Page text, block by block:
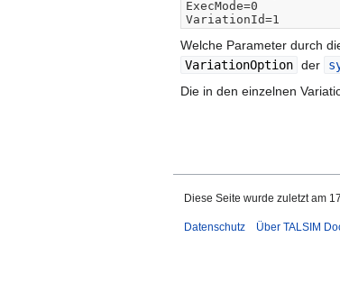
ExecMode=0
Welche Parameter durch
VariationOption der
Die in den einzelnen
Diese Seite wurde zuletzt am
Datenschutz Über TALSIM